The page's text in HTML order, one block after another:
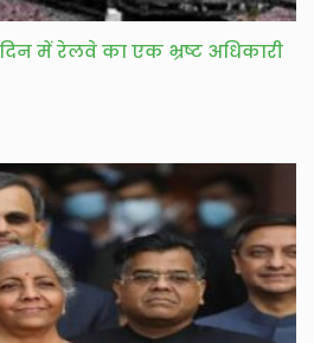
में रेलवे का एक भ्रष्ट अधिकारी